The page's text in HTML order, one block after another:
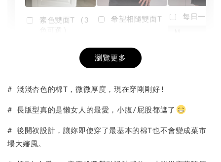
素色雙面T (3
+
希望相隨雙面T
NT$ 190
-
每日一笑
加入購物車
瀏覽更多
# 淺淺杏色的棉T，微微厚度，現在穿剛剛好!
# 長版型真的是懶女人的最愛，小腹/屁股都遮了
# 後開衩設計，讓妳即使穿了最基本的棉T也不會變成菜市
場大嬸風。